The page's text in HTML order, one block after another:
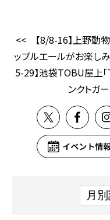
<<
【8/8-16】上野動
ップルエールがお楽し
5-29】池袋TOBU屋上
ンクトガ